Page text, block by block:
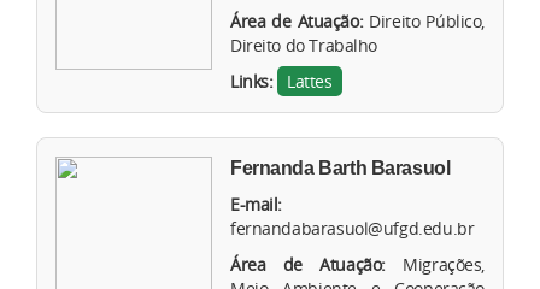
Área de Atuação: Direito Público,
Direito do Trabalho
Links:
Lattes
Fernanda Barth Barasuol
E-mail:
fernandabarasuol@ufgd.edu.br
Área de Atuação:
Migrações,